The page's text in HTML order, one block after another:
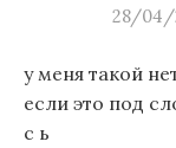
28/04/
у меня такой
если это под
с ь